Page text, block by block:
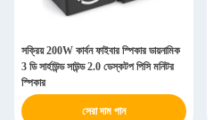
সক্রিয় 200W কার্বন ফাইবার স্পিকার ডায়নামিক
3 ডি সার্হাউন্ড সাউন্ড 2.0 ডেস্কটপ পিসি মনিটর
স্পিকার
সেরা দাম পান